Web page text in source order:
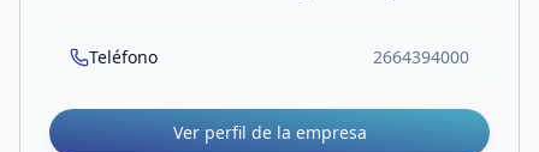
Teléfono 2664394000
Ver perfil de la empresa